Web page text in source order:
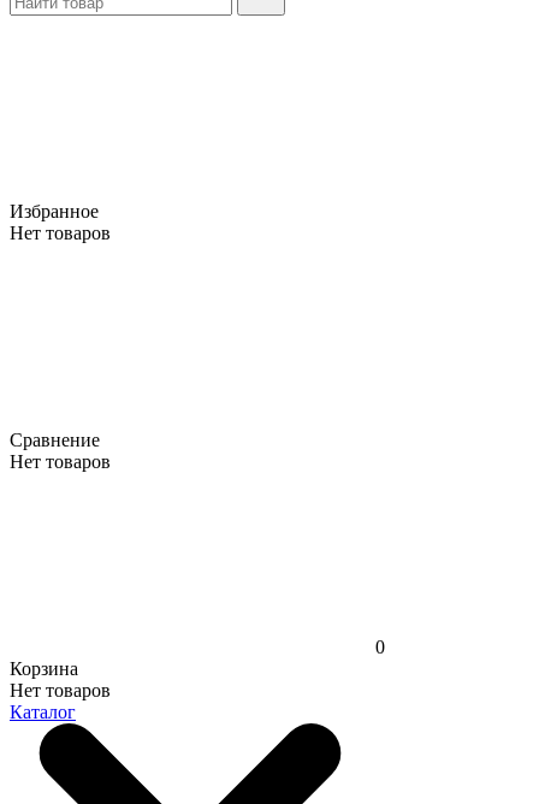
Избранное
Нет товаров
Сравнение
Нет товаров
0
Корзина
Нет товаров
Каталог